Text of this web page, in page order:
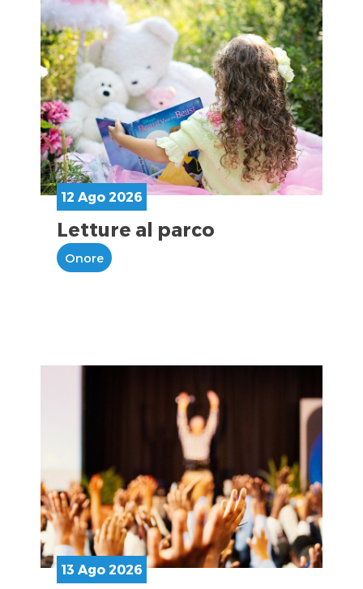
12 Ago 2026
Letture al parco
Onore
13 Ago 2026